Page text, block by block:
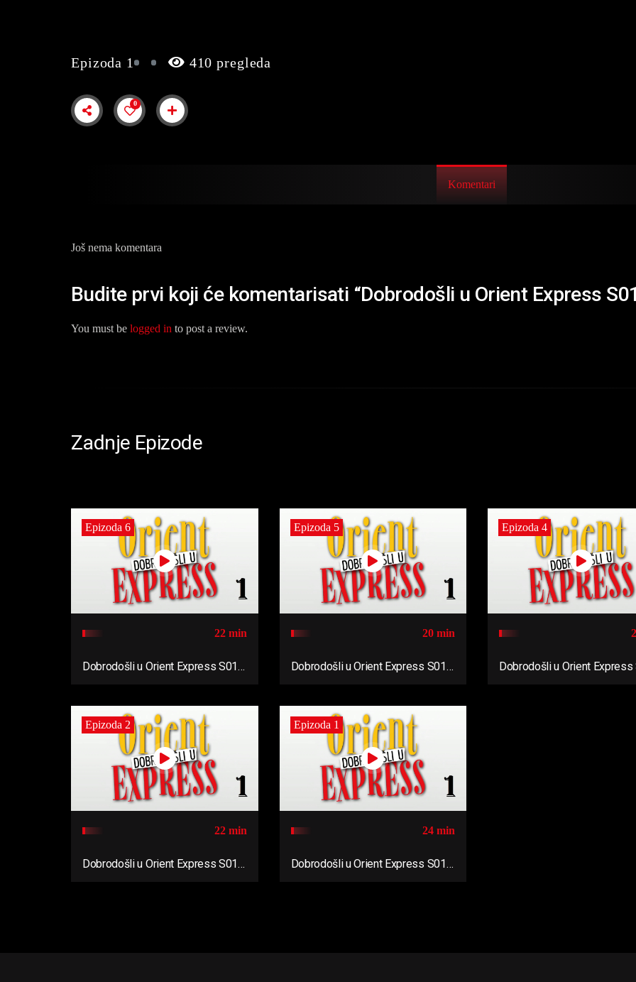
Epizoda 1 410 pregleda
0
Komentari
Još nema komentara
Budite prvi koji će komentarisati “Dobrodošli u Orient Express
You must be logged in to post a review.
Zadnje Epizode
Epizoda 6
22 min
Dobrodošli u Orient Express S01
Epizoda 5
20 min
Dobrodošli u Orient Express S01
Epizoda 4
Dobrodošli u Orient Express
Epizoda 2
22 min
Dobrodošli u Orient Express S01
Epizoda 1
24 min
Dobrodošli u Orient Express S01